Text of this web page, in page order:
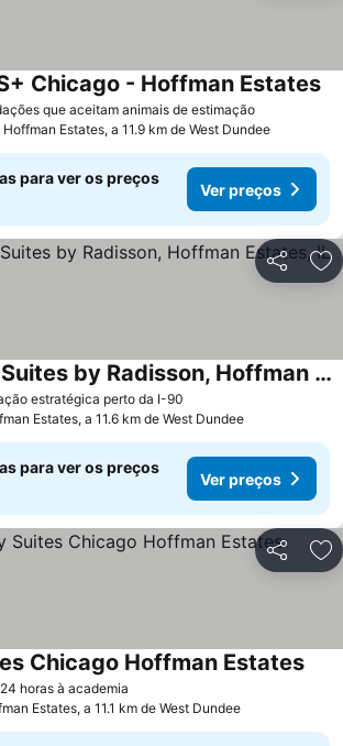
que aceitam animais de estimaçãoVer preços
Chicago - Hoffman Estates
Hoffman Estates, a 11.9 km de West Dundee
para ver os preços
Ver preços
Partilhar
estratégica perto da I-90
Country Inn & Suites by Radisson, Hoffman Estates, IL
Estates, a 11.6 km de West Dundee
para ver os preços
Ver preços
Partilhar
horas à academia
Chicago Hoffman EstatesVer
Estates, a 11.1 km de West Dundee